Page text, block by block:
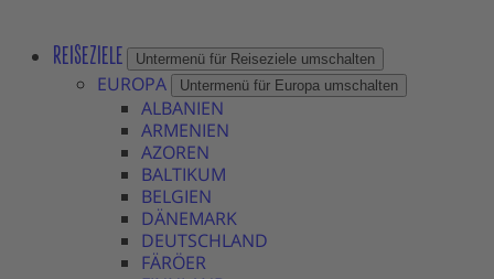
REISEZIELE Untermenü für Reiseziele umschalten
EUROPA Untermenü für Europa umschalten
ALBANIEN
ARMENIEN
AZOREN
BALTIKUM
BELGIEN
DÄNEMARK
DEUTSCHLAND
FÄRÖER